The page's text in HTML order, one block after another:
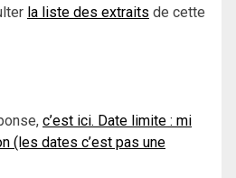
la liste des extraits de cette
c’est ici. Date limite : mi
(les dates c’est pas une